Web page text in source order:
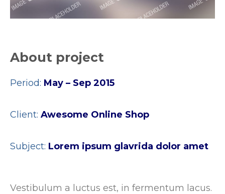
About project
Period: May – Sep 2015
Client: Awesome Online Shop
Subject: Lorem ipsum glavrida dolor amet
Vestibulum a luctus est, in fermentum lacus.